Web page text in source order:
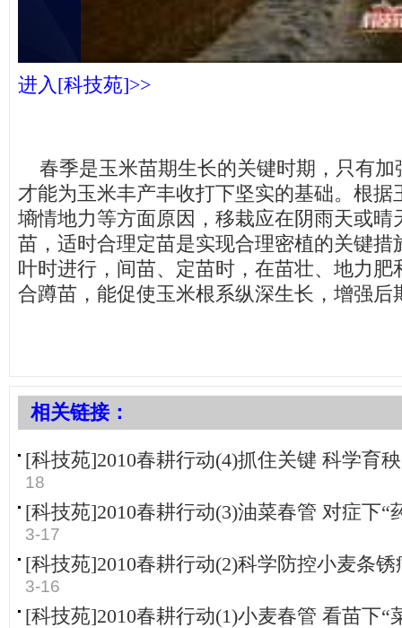
进入[科技苑]>>
春季是玉米苗期生长的关键时期，只有加
才能为玉米丰产丰收打下坚实的基础。根据
墒情地力等方面原因，移栽应在阴雨天或晴
苗，适时合理定苗是实现合理密植的关键
叶时进行，间苗、定苗时，在苗壮、地力肥
合蹲苗，能促使玉米根系纵深生长，增强后
相关链接：
[科技苑]2010春耕行动(4)抓住关键 科学育秧
18
[科技苑]2010春耕行动(3)油菜春管 对症下“
3-17
[科技苑]2010春耕行动(2)科学防控小麦条锈
3-16
[科技苑]2010春耕行动(1)小麦春管 看苗下“